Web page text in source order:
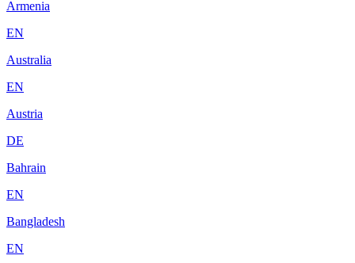
Armenia
EN
Australia
EN
Austria
DE
Bahrain
EN
Bangladesh
EN